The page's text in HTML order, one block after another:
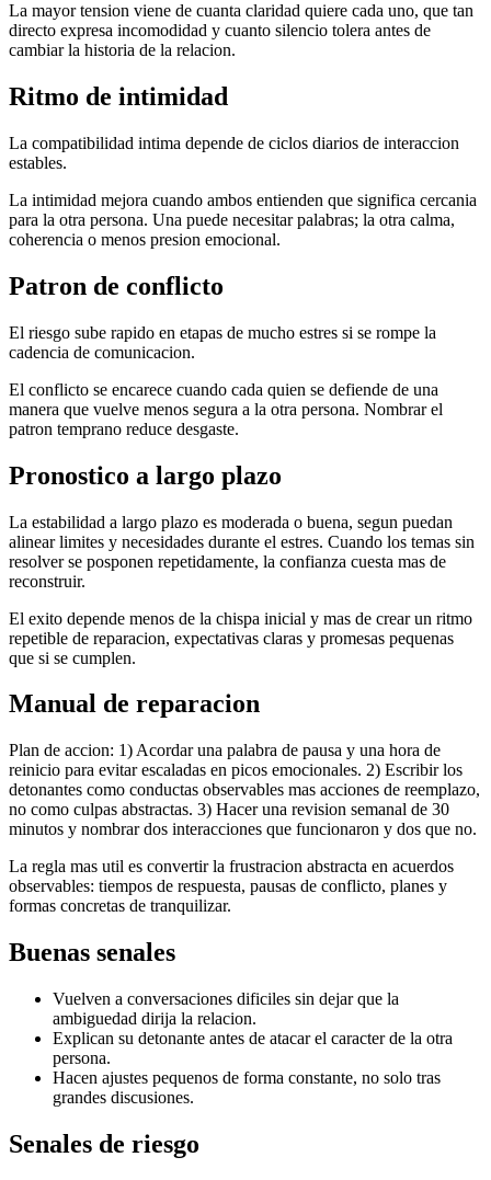
La mayor tension viene de cuanta claridad quiere cada uno, que tan
directo expresa incomodidad y cuanto silencio tolera antes de
cambiar la historia de la relacion.
Ritmo de intimidad
La compatibilidad intima depende de ciclos diarios de interaccion
estables.
La intimidad mejora cuando ambos entienden que significa cercania
para la otra persona. Una puede necesitar palabras; la otra calma,
coherencia o menos presion emocional.
Patron de conflicto
El riesgo sube rapido en etapas de mucho estres si se rompe la
cadencia de comunicacion.
El conflicto se encarece cuando cada quien se defiende de una
manera que vuelve menos segura a la otra persona. Nombrar el
patron temprano reduce desgaste.
Pronostico a largo plazo
La estabilidad a largo plazo es moderada o buena, segun puedan
alinear limites y necesidades durante el estres. Cuando los temas sin
resolver se posponen repetidamente, la confianza cuesta mas de
reconstruir.
El exito depende menos de la chispa inicial y mas de crear un ritmo
repetible de reparacion, expectativas claras y promesas pequenas
que si se cumplen.
Manual de reparacion
Plan de accion: 1) Acordar una palabra de pausa y una hora de
reinicio para evitar escaladas en picos emocionales. 2) Escribir los
detonantes como conductas observables mas acciones de reemplazo,
no como culpas abstractas. 3) Hacer una revision semanal de 30
minutos y nombrar dos interacciones que funcionaron y dos que no.
La regla mas util es convertir la frustracion abstracta en acuerdos
observables: tiempos de respuesta, pausas de conflicto, planes y
formas concretas de tranquilizar.
Buenas senales
Vuelven a conversaciones dificiles sin dejar que la
ambiguedad dirija la relacion.
Explican su detonante antes de atacar el caracter de la otra
persona.
Hacen ajustes pequenos de forma constante, no solo tras
grandes discusiones.
Senales de riesgo